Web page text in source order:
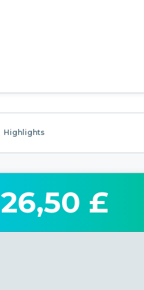
Highlights
26,50 £